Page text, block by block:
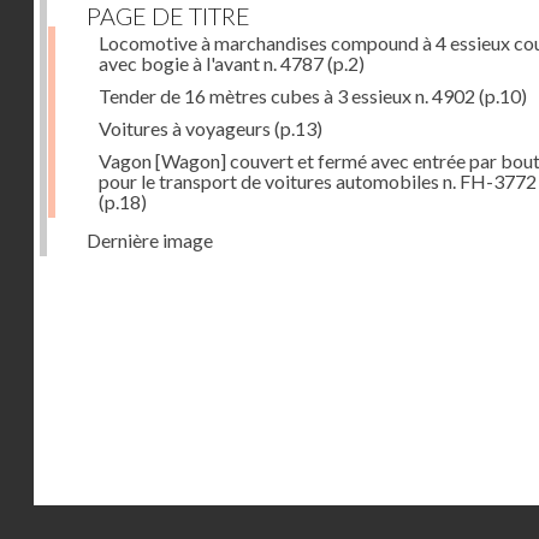
PAGE DE TITRE
Locomotive à marchandises compound à 4 essieux
avec bogie à l'avant n. 4787(p.2)
Tender de 16 mètres cubes à 3 essieux n. 4902 (p.10)
Voitures à voyageurs (p.13)
Vagon [Wagon] couvert et fermé avec entrée par
pour le transport de voitures automobiles n. FH-3772
(p.18)
Dernière image